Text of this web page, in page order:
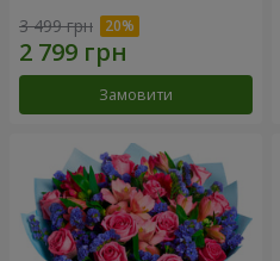
3 499 грн
Замовити